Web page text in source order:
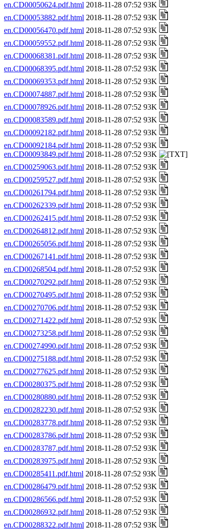
en.CD00050624.pdf.html 2018-11-28 07:52 93K
en.CD00053882.pdf.html 2018-11-28 07:52 93K
en.CD00056470.pdf.html 2018-11-28 07:52 93K
en.CD00059552.pdf.html 2018-11-28 07:52 93K
en.CD00068381.pdf.html 2018-11-28 07:52 93K
en.CD00068395.pdf.html 2018-11-28 07:52 93K
en.CD00069353.pdf.html 2018-11-28 07:52 93K
en.CD00074887.pdf.html 2018-11-28 07:52 93K
en.CD00078926.pdf.html 2018-11-28 07:52 93K
en.CD00083589.pdf.html 2018-11-28 07:52 93K
en.CD00092182.pdf.html 2018-11-28 07:52 93K
en.CD00092184.pdf.html 2018-11-28 07:52 93K
en.CD00093849.pdf.html 2018-11-28 07:52 93K
en.CD00259063.pdf.html 2018-11-28 07:52 93K
en.CD00259527.pdf.html 2018-11-28 07:52 93K
en.CD00261794.pdf.html 2018-11-28 07:52 93K
en.CD00262339.pdf.html 2018-11-28 07:52 93K
en.CD00262415.pdf.html 2018-11-28 07:52 93K
en.CD00264812.pdf.html 2018-11-28 07:52 93K
en.CD00265056.pdf.html 2018-11-28 07:52 93K
en.CD00267141.pdf.html 2018-11-28 07:52 93K
en.CD00268504.pdf.html 2018-11-28 07:52 93K
en.CD00270292.pdf.html 2018-11-28 07:52 93K
en.CD00270495.pdf.html 2018-11-28 07:52 93K
en.CD00270706.pdf.html 2018-11-28 07:52 93K
en.CD00271422.pdf.html 2018-11-28 07:52 93K
en.CD00273258.pdf.html 2018-11-28 07:52 93K
en.CD00274990.pdf.html 2018-11-28 07:52 93K
en.CD00275188.pdf.html 2018-11-28 07:52 93K
en.CD00277625.pdf.html 2018-11-28 07:52 93K
en.CD00280375.pdf.html 2018-11-28 07:52 93K
en.CD00280880.pdf.html 2018-11-28 07:52 93K
en.CD00282230.pdf.html 2018-11-28 07:52 93K
en.CD00283778.pdf.html 2018-11-28 07:52 93K
en.CD00283786.pdf.html 2018-11-28 07:52 93K
en.CD00283787.pdf.html 2018-11-28 07:52 93K
en.CD00283975.pdf.html 2018-11-28 07:52 93K
en.CD00285411.pdf.html 2018-11-28 07:52 93K
en.CD00286479.pdf.html 2018-11-28 07:52 93K
en.CD00286566.pdf.html 2018-11-28 07:52 93K
en.CD00286932.pdf.html 2018-11-28 07:52 93K
en.CD00288322.pdf.html 2018-11-28 07:52 93K